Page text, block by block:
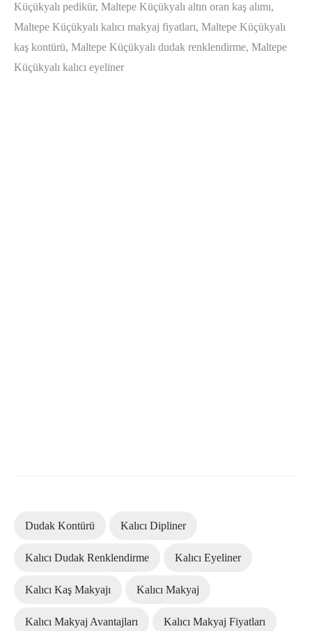
Küçükyalı pedikür, Maltepe Küçükyalı altın oran kaş alımı,
Maltepe Küçükyalı kalıcı makyaj fiyatları, Maltepe Küçükyalı
kaş kontürü, Maltepe Küçükyalı dudak renklendirme, Maltepe
Küçükyalı kalıcı eyeliner
Dudak Kontürü Kalıcı Dipliner
Kalıcı Dudak Renklendirme Kalıcı Eyeliner
Kalıcı Kaş Makyajı Kalıcı Makyaj
Kalıcı Makyaj Avantajları Kalıcı Makyaj Fiyatları